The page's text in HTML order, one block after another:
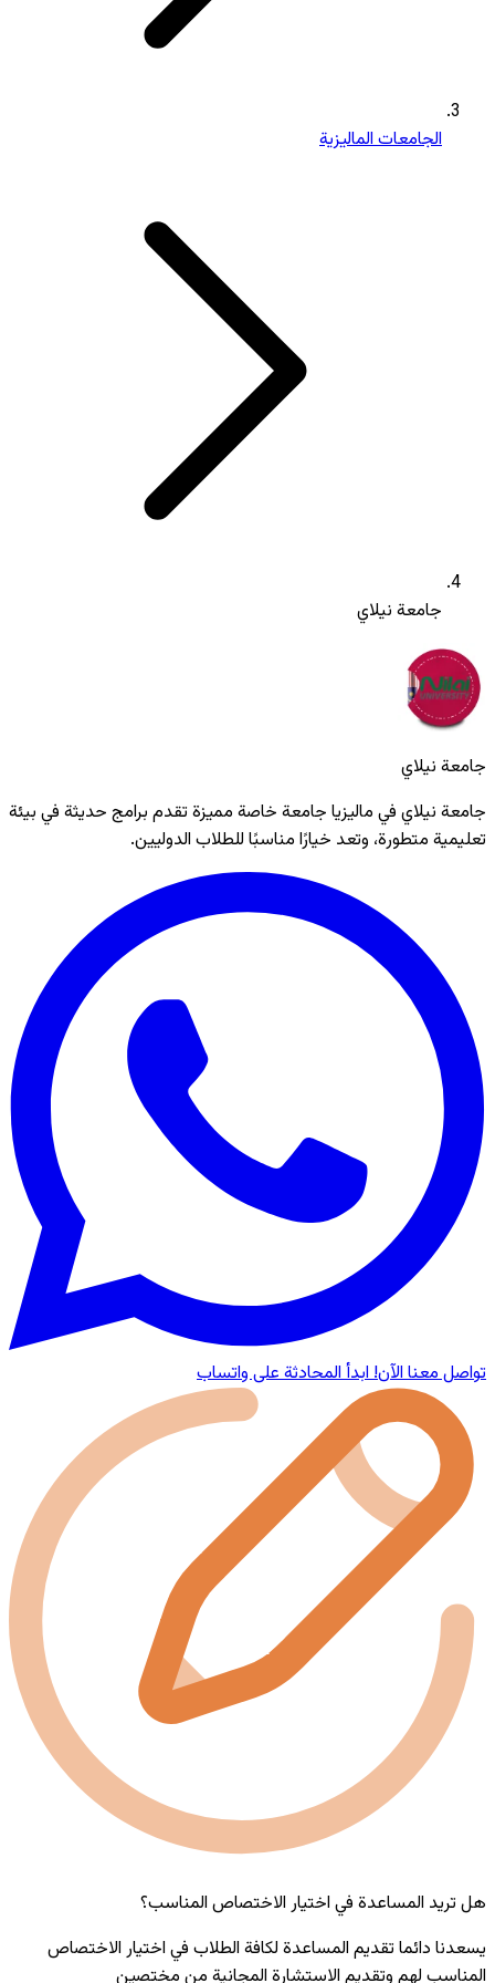
الجامعات الماليزية
جامعة نيلاي
جامعة نيلاي
جامعة نيلاي في ماليزيا جامعة خاصة مميزة تقدم برامج حديثة في بيئة
تعليمية متطورة، وتعد خيارًا مناسبًا للطلاب الدوليين.
تواصل معنا الآن!ابدأ المحادثة على واتساب
هل تريد المساعدة في اختيار الاختصاص المناسب؟
يسعدنا دائما تقديم المساعدة لكافة الطلاب في اختيار الاختصاص
المناسب لهم وتقديم الاستشارة المجانية من مختصين